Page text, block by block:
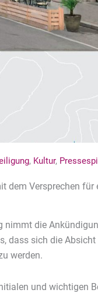
, Kultur,
dem Versprechen
nimmt die
dass sich die
werden.
und wichtigen